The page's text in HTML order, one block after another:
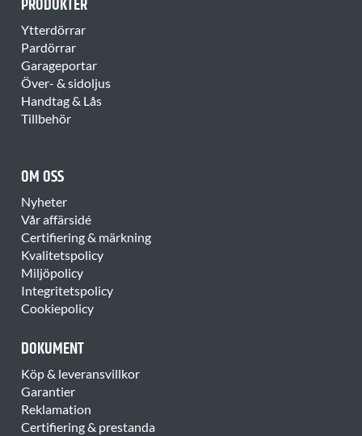
PRODUKTER
Ytterdörrar
Pardörrar
Garageportar
Över- & sidoljus
Handtag & Lås
Tillbehör
OM OSS
Nyheter
Vår affärsidé
Certifiering & märkning
Kvalitetspolicy
Miljöpolicy
Integritetspolicy
Cookiepolicy
DOKUMENT
Köp & leveransvillkor
Garantier
Reklamation
Certifiering & prestanda